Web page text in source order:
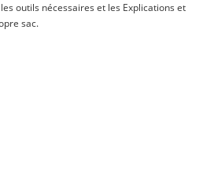
outils nécessaires et les Explications et
sac.